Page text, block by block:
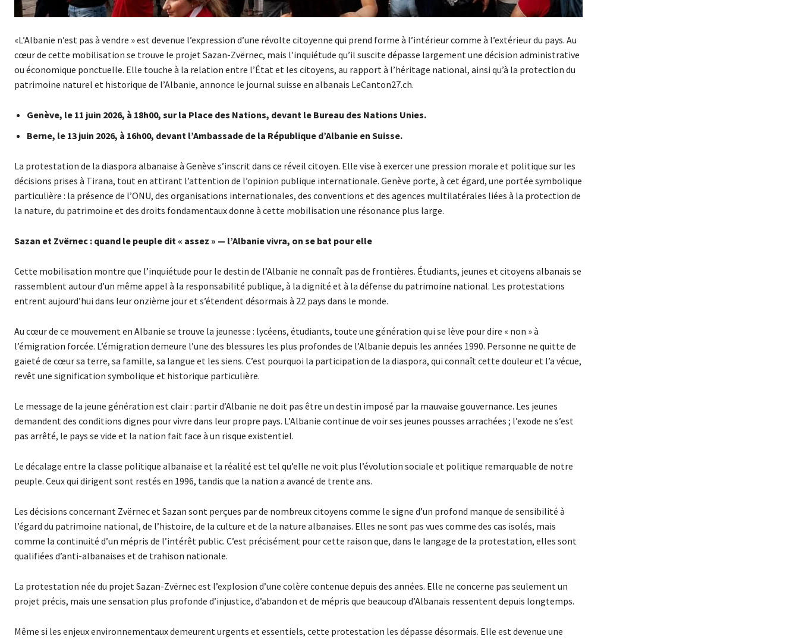
«L’Albanie n’est pas à vendre » est devenue l’expression d’une révolte citoyenne qui prend forme à l’intérieur comme à l’extérieur du pays. Au
cœur de cette mobilisation se trouve le projet Sazan-Zvërnec, mais l’inquiétude qu’il suscite dépasse largement une décision administrative
ou économique ponctuelle. Elle touche à la relation entre l’État et les citoyens, au rapport à l’héritage national, ainsi qu’à la protection du
patrimoine naturel et historique de l’Albanie, annonce le journal suisse en albanais LeCanton27.ch.
Genève, le 11 juin 2026, à 18h00, sur la Place des Nations, devant le Bureau des Nations Unies.
Berne, le 13 juin 2026, à 16h00, devant l’Ambassade de la République d’Albanie en Suisse.
La protestation de la diaspora albanaise à Genève s’inscrit dans ce réveil citoyen. Elle vise à exercer une pression morale et politique sur les
décisions prises à Tirana, tout en attirant l’attention de l’opinion publique internationale. Genève porte, à cet égard, une portée symbolique
particulière : la présence de l’ONU, des organisations internationales, des conventions et des agences multilatérales liées à la protection de
la nature, du patrimoine et des droits fondamentaux donne à cette mobilisation une résonance plus large.
Sazan et Zvërnec : quand le peuple dit « assez » — l’Albanie vivra, on se bat pour elle
Cette mobilisation montre que l’inquiétude pour le destin de l’Albanie ne connaît pas de frontières. Étudiants, jeunes et citoyens albanais se
rassemblent autour d’un même appel à la responsabilité publique, à la dignité et à la défense du patrimoine national. Les protestations
entrent aujourd’hui dans leur onzième jour et s’étendent désormais à 22 pays dans le monde.
Au cœur de ce mouvement en Albanie se trouve la jeunesse : lycéens, étudiants, toute une génération qui se lève pour dire « non » à
l’émigration forcée. L’émigration demeure l’une des blessures les plus profondes de l’Albanie depuis les années 1990. Personne ne quitte de
gaieté de cœur sa terre, sa famille, sa langue et les siens. C’est pourquoi la participation de la diaspora, qui connaît cette douleur et l’a vécue,
revêt une signification symbolique et historique particulière.
Le message de la jeune génération est clair : partir d’Albanie ne doit pas être un destin imposé par la mauvaise gouvernance. Les jeunes
demandent des conditions dignes pour vivre dans leur propre pays. L’Albanie continue de voir ses jeunes pousses arrachées ; l’exode ne s’est
pas arrêté, le pays se vide et la nation fait face à un risque existentiel.
Le décalage entre la classe politique albanaise et la réalité est tel qu’elle ne voit plus l’évolution sociale et politique remarquable de notre
peuple. Ceux qui dirigent sont restés en 1996, tandis que la nation a avancé de trente ans.
Les décisions concernant Zvërnec et Sazan sont perçues par de nombreux citoyens comme le signe d’un profond manque de sensibilité à
l’égard du patrimoine national, de l’histoire, de la culture et de la nature albanaises. Elles ne sont pas vues comme des cas isolés, mais
comme la continuité d’un mépris de l’intérêt public. C’est précisément pour cette raison que, dans le langage de la protestation, elles sont
qualifiées d’anti-albanaises et de trahison nationale.
La protestation née du projet Sazan-Zvërnec est l’explosion d’une colère contenue depuis des années. Elle ne concerne pas seulement un
projet précis, mais une sensation plus profonde d’injustice, d’abandon et de mépris que beaucoup d’Albanais ressentent depuis longtemps.
Même si les enjeux environnementaux demeurent urgents et essentiels, cette protestation les dépasse désormais. Elle est devenue une